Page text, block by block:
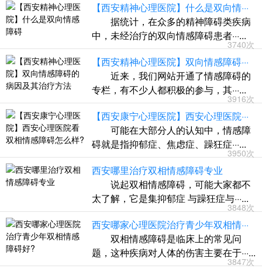
【西安精神心理医院】什么是双向情···
据统计，在众多的精神障碍类疾病
中，未经治疗的双向情感障碍患者···...
3740次
【西安精神心理医院】双向情感障碍···
近来，我们网站开通了情感障碍的
专栏，有不少人都积极的参与，其···...
3916次
【西安康宁心理医院】西安心理医院···
可能在大部分人的认知中，情感障
碍就是指抑郁症、焦虑症、躁狂症···...
3950次
西安哪里治疗双相情感障碍专业
说起双相情感障碍，可能大家都不
太了解，它是集抑郁症 与躁狂症与···...
3848次
西安哪家心理医院治疗青少年双相情···
双相情感障碍是临床上的常见问
题，这种疾病对人体的伤害主要在于···...
3847次